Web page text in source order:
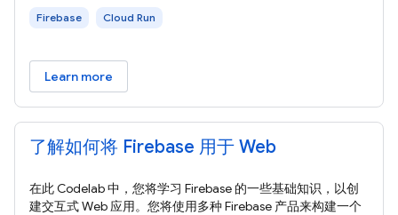
Firebase Cloud Run
Learn more
了解如何将 Firebase 用于 Web
在此 Codelab 中，您将学习 Firebase 的一些基础知识，以创
建交互式 Web 应用。您将使用多种 Firebase 产品来构建一个